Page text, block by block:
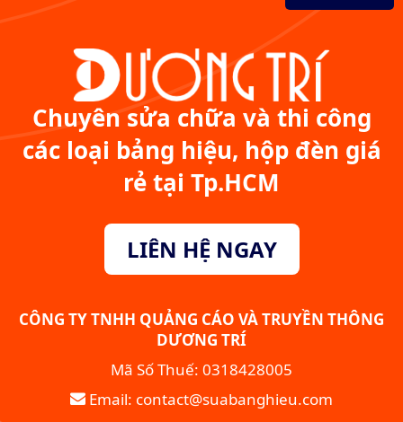
Chuyên sửa chữa và thi công
các loại bảng hiệu, hộp đèn giá
rẻ tại Tp.HCM
LIÊN HỆ NGAY
CÔNG TY TNHH QUẢNG CÁO VÀ TRUYỀN THÔNG
DƯƠNG TRÍ
Mã Số Thuế: 0318428005
Email: contact@suabanghieu.com